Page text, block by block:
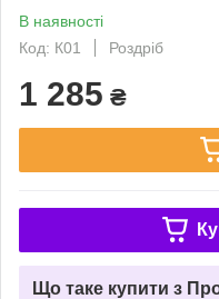
В наявності
Код: К01
Роздріб
1 285 ₴
Що таке купити з